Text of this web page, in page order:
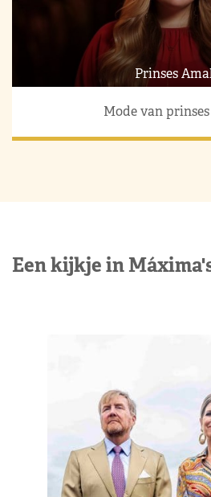
Prinses
Mode van
Een kijkje in